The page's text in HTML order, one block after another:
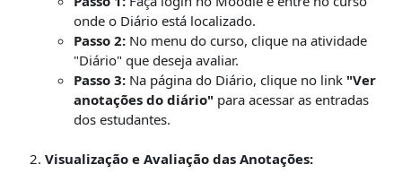
onde o Diário está localizado.
Passo 2: No menu do curso, clique na atividade
"Diário" que deseja avaliar.
Passo 3: Na página do Diário, clique no link "Ver
anotações do diário" para acessar as entradas
dos estudantes.
Visualização e Avaliação das Anotações: